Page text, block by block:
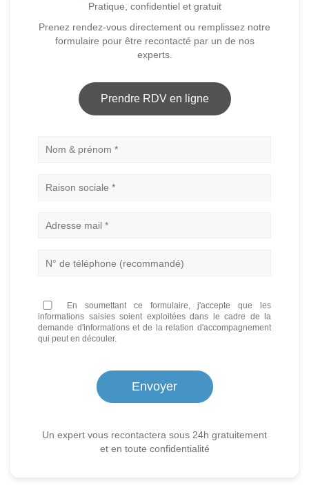
Pratique, confidentiel et gratuit
Prenez rendez-vous directement ou remplissez notre
formulaire pour être recontacté par un de nos
experts.
Prendre RDV en ligne
Nom
En soumettant ce formulaire, j'accepte que les
informations saisies soient exploitées dans le cadre de la
demande d'informations et de la relation d'accompagnement
qui peut en découler.
Un expert vous recontactera sous 24h gratuitement
et en toute confidentialité